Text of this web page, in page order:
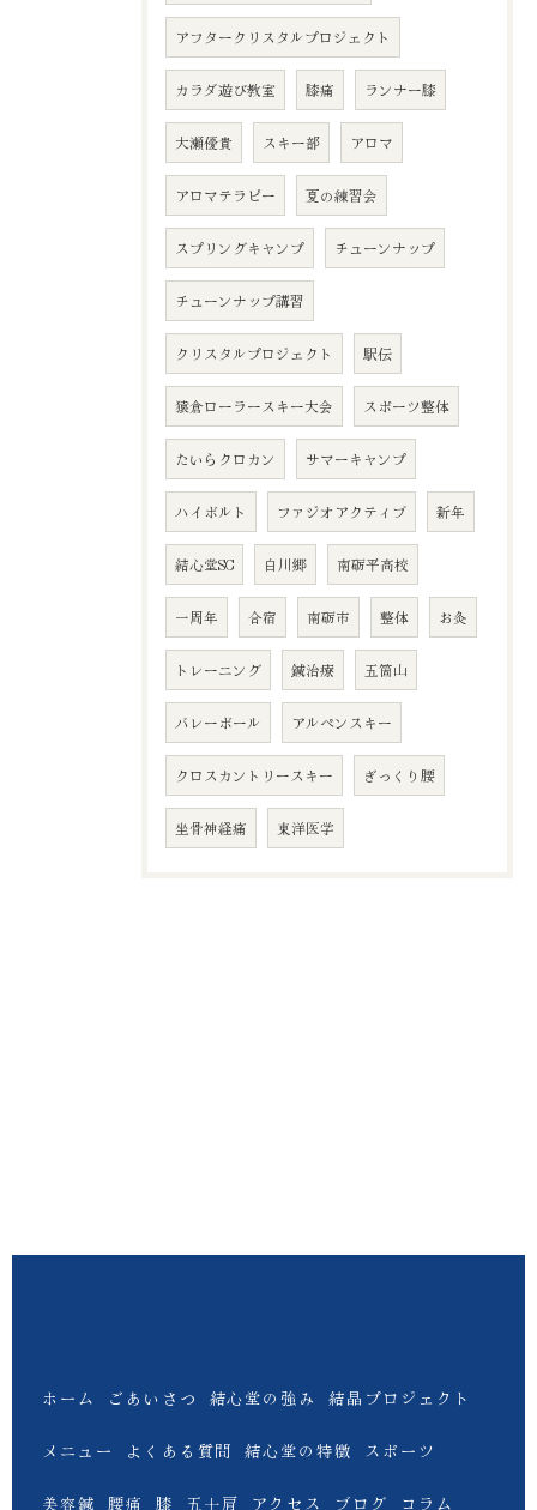
アフタークリスタルプロジェクト
カラダ遊び教室 膝痛 ランナー膝
大瀬優貴 スキー部 アロマ
アロマテラピー 夏の練習会
スプリングキャンプ チューンナップ
チューンナップ講習
クリスタルプロジェクト 駅伝
猿倉ローラースキー大会 スポーツ整体
たいらクロカン サマーキャンプ
ハイボルト ファジオアクティブ 新年
結心堂SC 白川郷 南砺平高校
一周年 合宿 南砺市 整体 お灸
トレーニング 鍼治療 五箇山
バレーボール アルペンスキー
クロスカントリースキー ぎっくり腰
坐骨神経痛 東洋医学
ホーム ごあいさつ 結心堂の強み 結晶プロジェクト
メニュー よくある質問 結心堂の特徴 スポーツ
美容鍼 腰痛 膝 五十肩 アクセス ブログ コラム
ご予約はこちら